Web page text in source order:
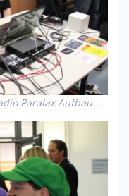
Paralax Aufbau …